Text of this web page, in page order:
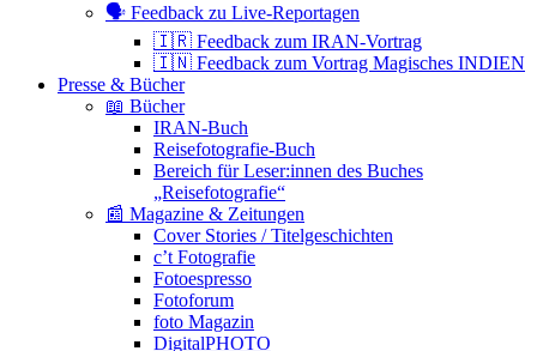
🗣 Feedback zu Live-Reportagen
🇮🇷 Feedback zum IRAN-Vortrag
🇮🇳 Feedback zum Vortrag Magisches INDIEN
Presse & Bücher
📖 Bücher
IRAN-Buch
Reisefotografie-Buch
Bereich für Leser:innen des Buches
„Reisefotografie“
📰 Magazine & Zeitungen
Cover Stories / Titelgeschichten
c’t Fotografie
Fotoespresso
Fotoforum
foto Magazin
DigitalPHOTO